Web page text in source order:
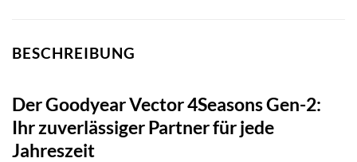
BESCHREIBUNG
Der Goodyear Vector 4Seasons Gen-2:
Ihr zuverlässiger Partner für jede
Jahreszeit